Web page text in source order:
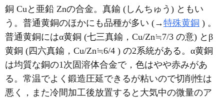
銅 Cuと亜鉛 Znの合金。真鍮 (しんちゅう) ともい
う。普通黄銅のほかにも品種が多い (→特殊黄銅 ) 。
普通黄銅にはα黄銅 (七三真鍮，Cu/Zn≒7/3 の意) とβ
黄銅 (四六真鍮，Cu/Zn≒6/4 ) の2系統がある。α黄銅
は均質な銅の1次固溶体合金で，色はやや赤みがあ
る。常温でよく鍛造圧延できるが粘いので切削性は
悪く，また冷間加工後放置すると大気中の微量のア